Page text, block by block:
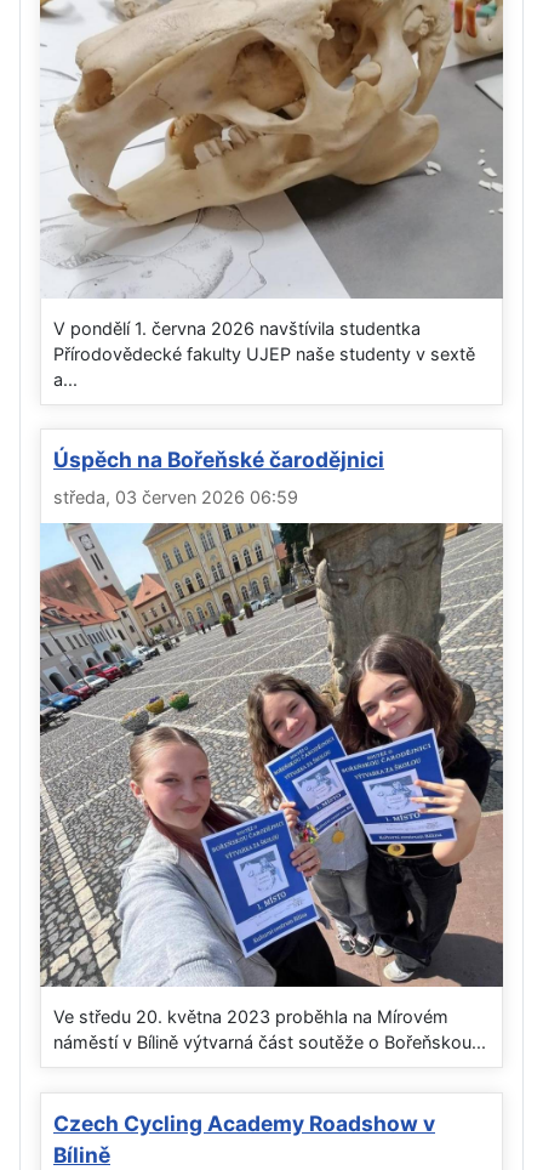
V pondělí 1. června 2026 navštívila studentka
Přírodovědecké fakulty UJEP naše studenty v sextě
a...
Úspěch na Bořeňské čarodějnici
středa, 03 červen 2026 06:59
Ve středu 20. května 2023 proběhla na Mírovém
náměstí v Bílině výtvarná část soutěže o Bořeňskou...
Czech Cycling Academy Roadshow v
Bílině